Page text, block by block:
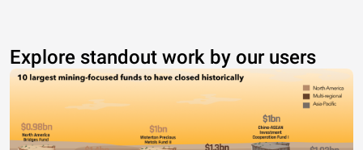
Explore standout work by our users